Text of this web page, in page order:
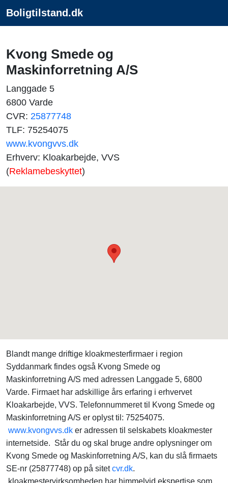
Boligtilstand.dk
Kvong Smede og
Maskinforretning A/S
Langgade 5
6800 Varde
CVR: 25877748
TLF: 75254075
www.kvongvvs.dk
Erhverv: Kloakarbejde, VVS
(Reklamebeskyttet)
Blandt mange driftige kloakmesterfirmaer i region
Syddanmark findes også Kvong Smede og
Maskinforretning A/S med adressen Langgade 5, 6800
Varde. Firmaet har adskillige års erfaring i erhvervet
Kloakarbejde, VVS. Telefonnummeret til Kvong Smede og
Maskinforretning A/S er oplyst til: 75254075.
www.kvongvvs.dk er adressen til selskabets kloakmester
internetside. Står du og skal bruge andre oplysninger om
Kvong Smede og Maskinforretning A/S, kan du slå firmaets
SE-nr (25877748) op på sitetcvr.dk.
kloakmestervirksomheden har himmelvid ekspertise som